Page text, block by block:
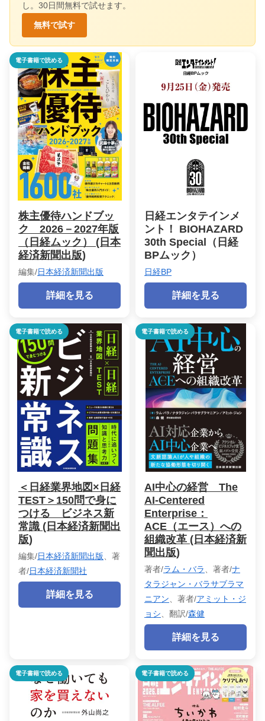
し。30日間無料で試せます。
無料で試す
電子書籍で読める
株主優待ハンドブッ
ク 2026－2027年版
（日経ムック） (日本
経済新聞出版)
編集/日本経済新聞出版
詳細を見る
日経エンタテインメ
ント！ BIOHAZARD
30th Special（日経
BPムック）
日経BP
詳細を見る
電子書籍で読める
＜日経業界地図×日経
TEST＞150問で身に
つける ビジネス新
常識 (日本経済新聞出
版)
編集/日本経済新聞出版 、著
者/日本経済新聞社
詳細を見る
電子書籍で読める
AI中心の経営 The
AI-Centered
Enterprise：
ACE（エース）への
組織改革 (日本経済新
聞出版)
著者/ラム・バラ 、著者/ナ
タラジャン・バラサブラマ
ニアン 、著者/アミット・ジ
ョシ 、翻訳/森健
詳細を見る
電子書籍で読める 電子書籍で読める